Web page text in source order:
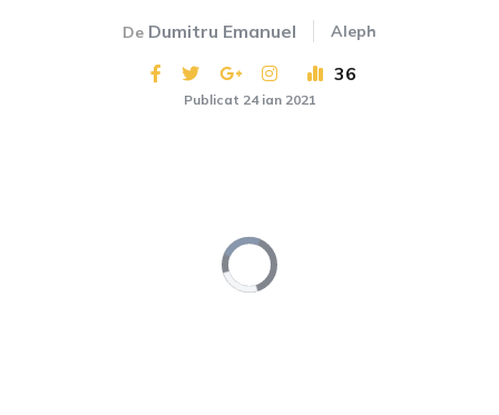
De Dumitru Emanuel Aleph
36
Publicat 24 ian 2021
Video
Player
is
loading.